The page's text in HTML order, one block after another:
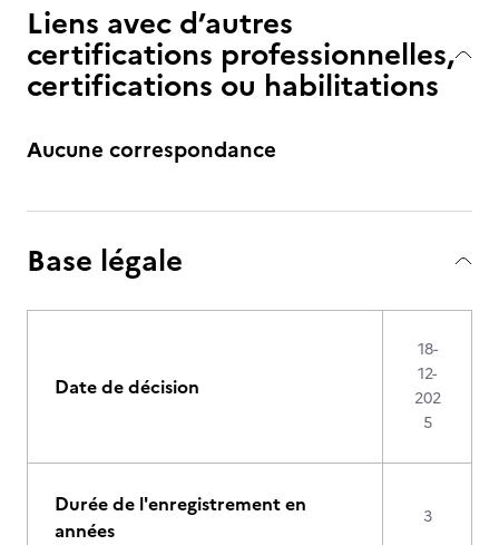
Liens avec d’autres
certifications professionnelles,
certifications ou habilitations
Aucune correspondance
Base légale
Date de décision
18-
12-
202
5
Durée de l'enregistrement en
années
3